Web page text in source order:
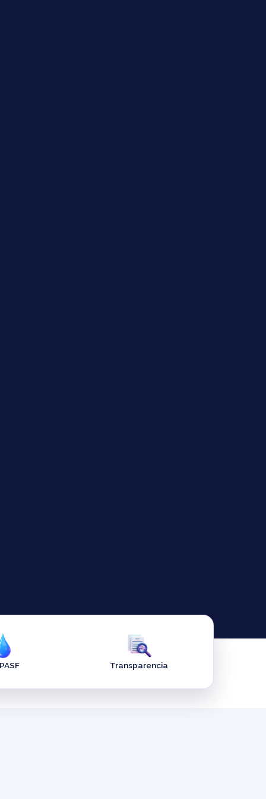
Transparencia